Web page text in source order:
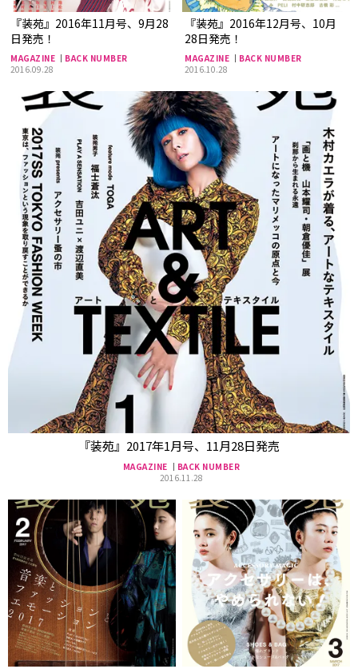
『装苑』2016年11月号、9月28
日発売！
MAGAZINE
BACK NUMBER
2016.09.28
『装苑』2016年12月号、10月
28日発売！
MAGAZINE
BACK NUMBER
2016.10.28
『装苑』2017年1月号、11月28日発売
MAGAZINE
BACK NUMBER
2016.11.28